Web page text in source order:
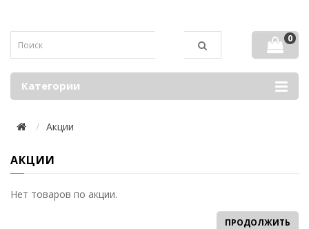
0
Категории
Акции
АКЦИИ
Нет товаров по акции.
ПРОДОЛЖИТЬ